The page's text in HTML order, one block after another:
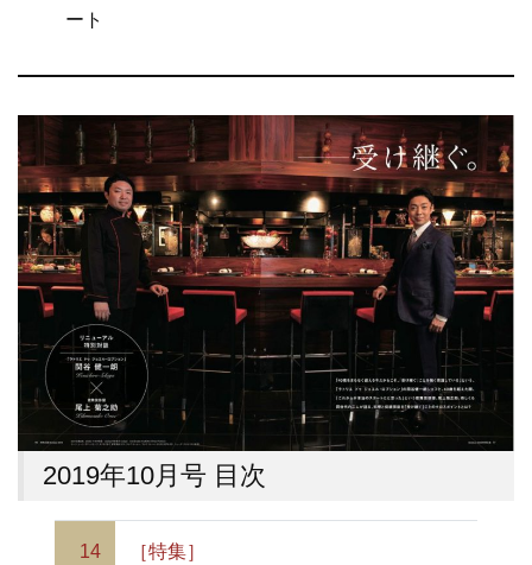
ート
2019年10月号 目次
14
［特集］